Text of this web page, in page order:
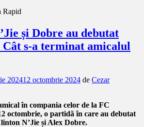
și Dobre au debutat
s-a terminat amicalul
202412 octombrie 2024 de Cezar
în compania celor de la FC
octombrie, o partidă în care au debutat
N’Jie și Alex Dobre.